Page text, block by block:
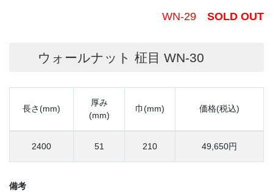
WN-29 SOLD OUT
ウォールナット 柾目 WN-30
長さ(mm)
厚み
(mm)
巾(mm) 価格(税込)
2400 51 210 49,650円
備考